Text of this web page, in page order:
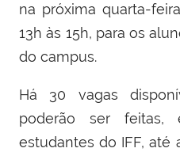
na próxima quarta-
13h às 15h, para os
do campus.
Há 30 vagas
poderão ser feitas,
estudantes do IFF, até